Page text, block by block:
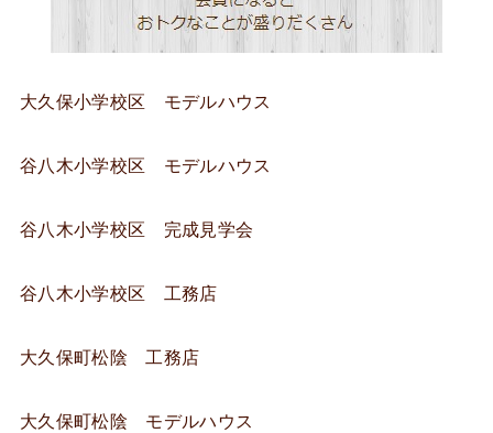
大久保小学校区 モデルハウス
谷八木小学校区 モデルハウス
谷八木小学校区 完成見学会
谷八木小学校区 工務店
大久保町松陰 工務店
大久保町松陰 モデルハウス